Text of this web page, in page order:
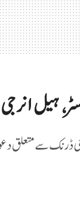
ہیل
ڈرنک سے متعلق